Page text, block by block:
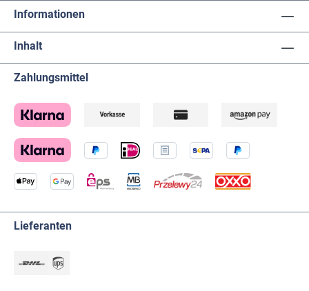
Informationen
Inhalt
Zahlungsmittel
Lieferanten